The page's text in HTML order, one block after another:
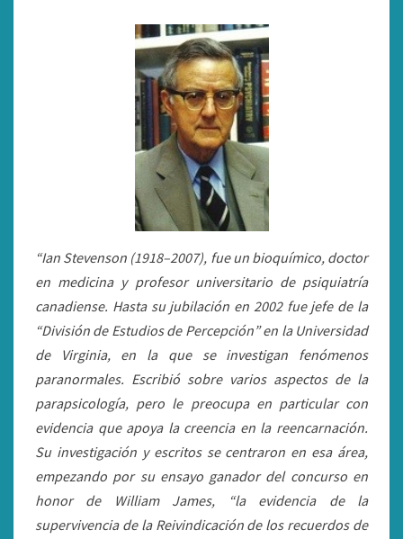
“Ian Stevenson (1918–2007), fue un bioquímico, doctor
en medicina y profesor universitario de psiquiatría
canadiense. Hasta su jubilación en 2002 fue jefe de la
“División de Estudios de Percepción” en la Universidad
de Virginia, en la que se investigan fenómenos
paranormales. Escribió sobre varios aspectos de la
parapsicología, pero le preocupa en particular con
evidencia que apoya la creencia en la reencarnación.
Su investigación y escritos se centraron en esa área,
empezando por su ensayo ganador del concurso en
honor de William James, “la evidencia de la
supervivencia de la Reivindicación de los recuerdos de